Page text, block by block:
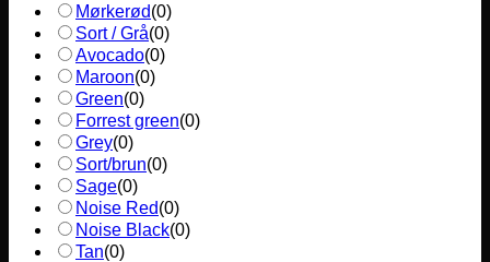
Mørkerød(0)
Sort / Grå(0)
Avocado(0)
Maroon(0)
Green(0)
Forrest green(0)
Grey(0)
Sort/brun(0)
Sage(0)
Noise Red(0)
Noise Black(0)
Tan(0)